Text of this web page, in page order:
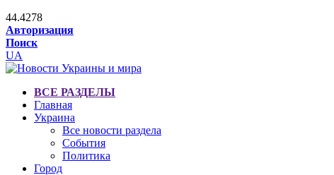
44.4278
Авторизация
Поиск
UA
ВСЕ РАЗДЕЛЫ
Главная
Украина
Все новости раздела
События
Политика
Город